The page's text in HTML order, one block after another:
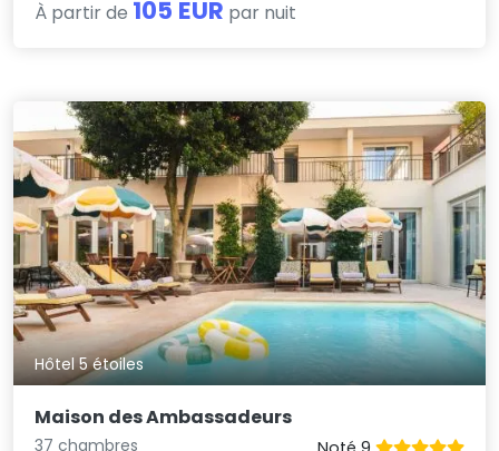
À partir de 105 EUR par nuit
Hôtel 5 étoiles
Maison des Ambassadeurs
37 chambres